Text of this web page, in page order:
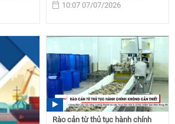
10:07 07/07/2026
Rào cản từ thủ tục hành chính